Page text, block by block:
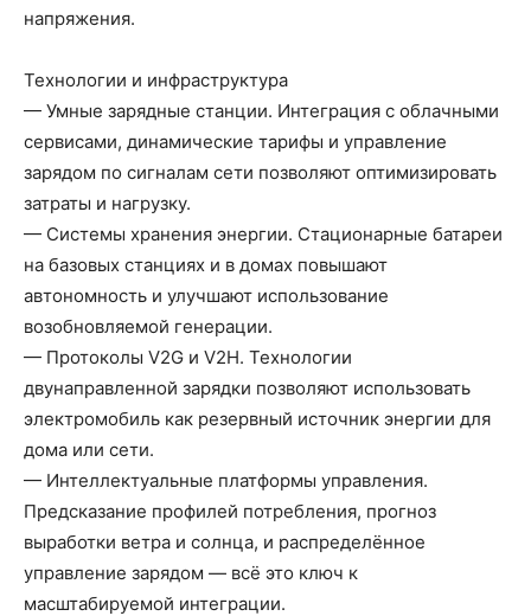
напряжения.
Технологии и инфраструктура
— Умные зарядные станции. Интеграция с облачными
сервисами, динамические тарифы и управление
зарядом по сигналам сети позволяют оптимизировать
затраты и нагрузку.
— Системы хранения энергии. Стационарные батареи
на базовых станциях и в домах повышают
автономность и улучшают использование
возобновляемой генерации.
— Протоколы V2G и V2H. Технологии
двунаправленной зарядки позволяют использовать
электромобиль как резервный источник энергии для
дома или сети.
— Интеллектуальные платформы управления.
Предсказание профилей потребления, прогноз
выработки ветра и солнца, и распределённое
управление зарядом — всё это ключ к
масштабируемой интеграции.